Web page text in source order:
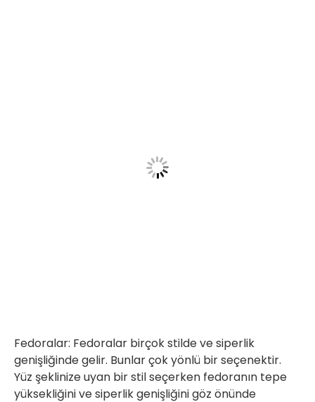
Fedoralar: Fedoralar birçok stilde ve siperlik
genişliğinde gelir. Bunlar çok yönlü bir seçenektir.
Yüz şeklinize uyan bir stil seçerken fedoranın tepe
yüksekliğini ve siperlik genişliğini göz önünde